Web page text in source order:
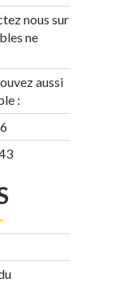
nous sur
ne
aussi
: